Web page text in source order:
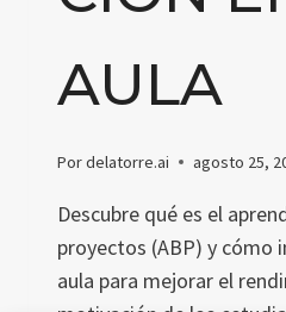
AULA
Pordelatorre.ai agosto 25,
Descubre qué es el
proyectos (ABP) y cómo
aula para mejorar el